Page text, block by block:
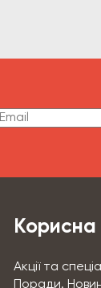
Корисна
Акції та
Поради.